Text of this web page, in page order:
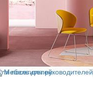
посетителей
Мебель для руководителей